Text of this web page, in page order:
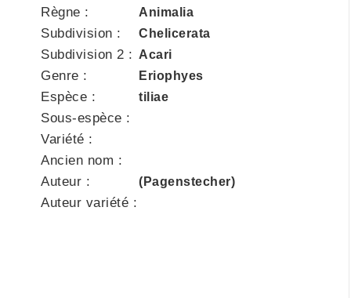
Règne : Animalia
Subdivision : Chelicerata
Subdivision 2 : Acari
Genre : Eriophyes
Espèce : tiliae
Sous-espèce :
Variété :
Ancien nom :
Auteur :
(Pagenstecher)
Auteur variété :